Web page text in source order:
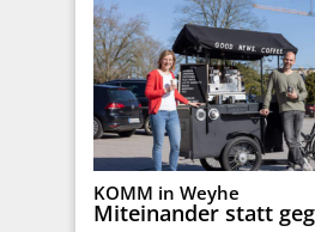
KOMM in Weyhe
Miteinander statt